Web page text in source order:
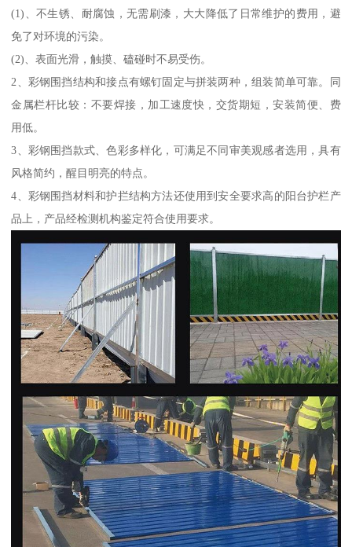
(1)、不生锈、耐腐蚀，无需刷漆，大大降低了日常维护的费用，避
免了对环境的污染。
(2)、表面光滑，触摸、磕碰时不易受伤。
2、彩钢围挡结构和接点有螺钉固定与拼装两种，组装简单可靠。同
金属栏杆比较：不要焊接，加工速度快，交货期短，安装简便、费
用低。
3、彩钢围挡款式、色彩多样化，可满足不同审美观感者选用，具有
风格简约，醒目明亮的特点。
4、彩钢围挡材料和护拦结构方法还使用到安全要求高的阳台护栏产
品上，产品经检测机构鉴定符合使用要求。